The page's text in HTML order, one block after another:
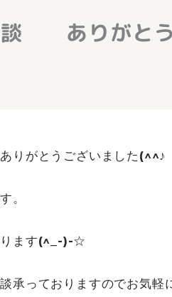
ありがとう
がとうございました(^^♪
。
ります(^_-)-☆
承っておりますのでお気軽